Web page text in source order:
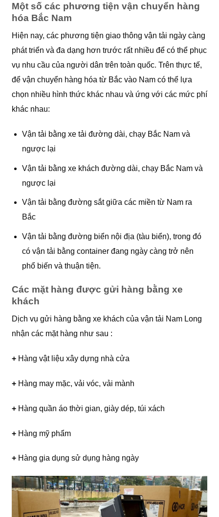
Một số các phương tiện vận chuyển hàng
hóa Bắc Nam
Hiện nay, các phương tiện giao thông vận tải ngày càng
phát triển và đa dạng hơn trước rất nhiều để có thể phục
vụ nhu cầu của người dân trên toàn quốc. Trên thực tế,
để vận chuyển hàng hóa từ Bắc vào Nam có thể lựa
chọn nhiều hình thức khác nhau và ứng với các mức phí
khác nhau:
Vận tải bằng xe tải đường dài, chạy Bắc Nam và
ngược lại
Vận tải bằng xe khách đường dài, chạy Bắc Nam và
ngược lại
Vận tải bằng đường sắt giữa các miền từ Nam ra
Bắc
Vận tải bằng đường biển nội địa (tàu biển), trong đó
có vận tải bằng container đang ngày càng trở nên
phổ biến và thuận tiện.
Các mặt hàng được gửi hàng bằng xe
khách
Dịch vụ gửi hàng bằng xe khách của vận tải Nam Long
nhận các mặt hàng như sau :
+ Hàng vật liệu xây dựng nhà cửa
+ Hàng may mặc, vải vóc, vải mành
+ Hàng quần áo thời gian, giày dép, túi xách
+ Hàng mỹ phẩm
+ Hàng gia dụng sử dụng hàng ngày